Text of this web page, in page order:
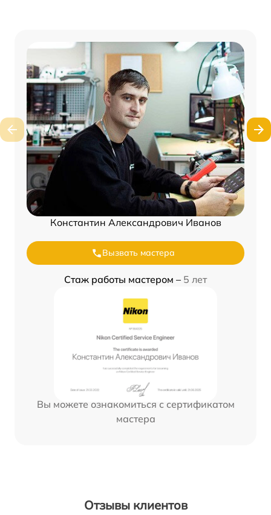
Константин Александрович Иванов
Вызвать мастера
Стаж работы мастером – 5 лет
Вы можете ознакомиться с сертификатом
мастера
Отзывы клиентов